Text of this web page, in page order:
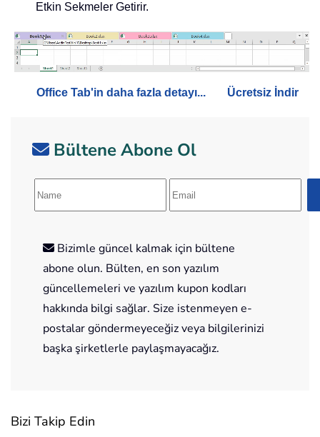
Etkin Sekmeler Getirir.
Office Tab'in daha fazla detayı... Ücretsiz İndir
Bültene Abone Ol
Bizimle güncel kalmak için bültene
abone olun. Bülten, en son yazılım
güncellemeleri ve yazılım kupon kodları
hakkında bilgi sağlar. Size istenmeyen e-
postalar göndermeyeceğiz veya bilgilerinizi
başka şirketlerle paylaşmayacağız.
Bizi Takip Edin